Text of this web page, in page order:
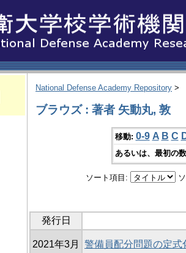
National Defense Academy Repository >
ブラウズ : 著者 矢動丸, 敦
移動: 0-9 A B C
あるいは、最初の
ソート項目:
発行日
2021年3月 警備員配分問題の定式